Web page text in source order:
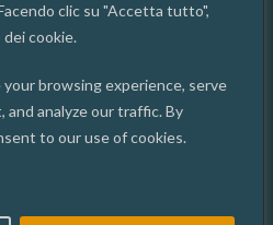
clic su "Accetta tutto",
cookie.
browsing experience, serve
analyze our traffic. By
to our use of cookies.